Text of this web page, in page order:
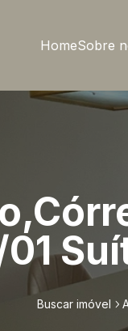
HomeSobre
Buscar imóvel